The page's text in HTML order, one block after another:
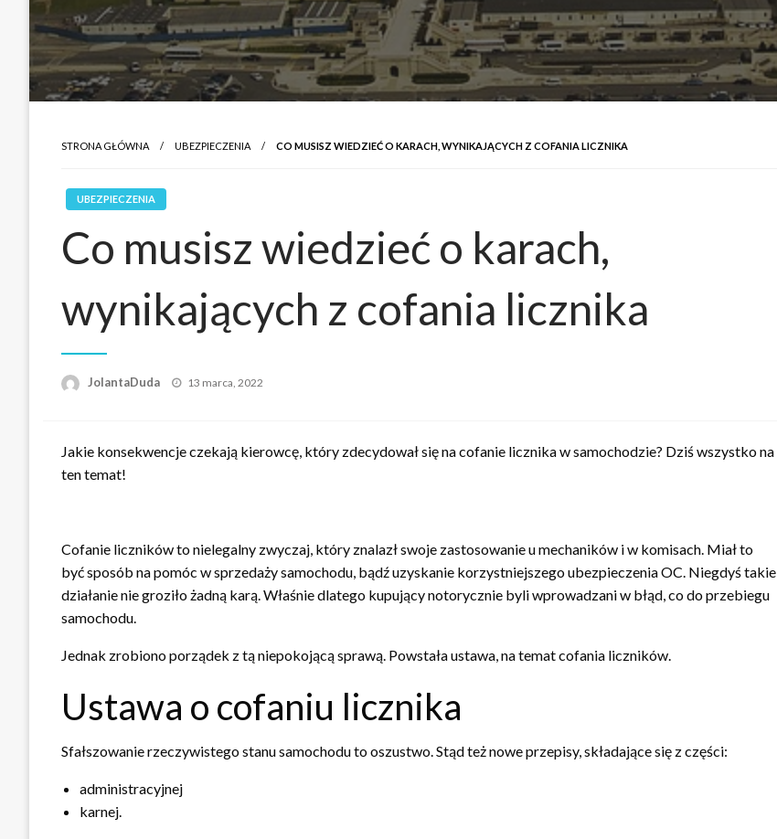
STRONA GŁÓWNA UBEZPIECZENIA CO MUSISZ WIEDZIEĆ O KARACH, WYNIKAJĄCYCH Z COFANIA LICZNIKA
UBEZPIECZENIA
Co musisz wiedzieć o karach,
wynikających z cofania licznika
JolantaDuda
Opublikowane
13 marca, 2022
Jakie konsekwencje czekają kierowcę, który zdecydował się na cofanie licznika w samochodzie? Dziś wszystko na
ten temat!
Cofanie liczników to nielegalny zwyczaj, który znalazł swoje zastosowanie u mechaników i w komisach. Miał to
być sposób na pomóc w sprzedaży samochodu, bądź uzyskanie korzystniejszego ubezpieczenia OC. Niegdyś takie
działanie nie groziło żadną karą. Właśnie dlatego kupujący notorycznie byli wprowadzani w błąd, co do przebiegu
samochodu.
Jednak zrobiono porządek z tą niepokojącą sprawą. Powstała ustawa, na temat cofania liczników.
Ustawa o cofaniu licznika
Sfałszowanie rzeczywistego stanu samochodu to oszustwo. Stąd też nowe przepisy, składające się z części:
administracyjnej
karnej.